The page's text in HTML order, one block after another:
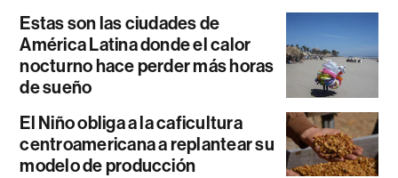
Estas son las ciudades de
América Latina donde el calor
nocturno hace perder más horas
de sueño
El Niño obliga a la caficultura
centroamericana a replantear su
modelo de producción